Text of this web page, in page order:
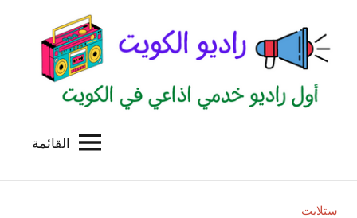
المحتوى
الكويت
للاعلانات
القائمة
ستلايت